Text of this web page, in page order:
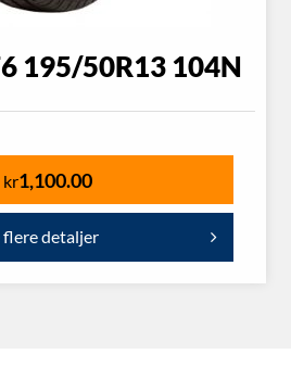
195/50R13 104N
kr1,100.00
flere detaljer